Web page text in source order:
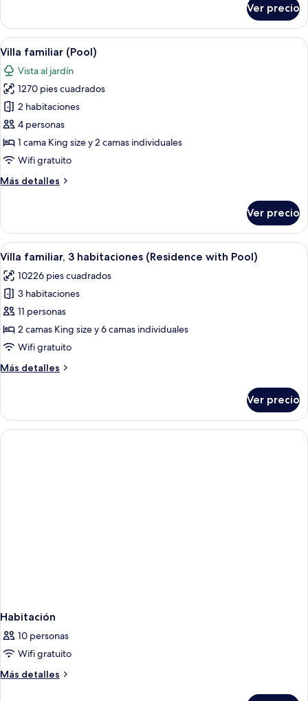
al
océano
(Pool)
1
cama
King
frente
al
océano
(Pool)
Ver precio
Abrir
todas
las
fotos
de
Villa
familiar
(Pool)
Un dormitorio con una cama
6
Villa familiar (Pool)
Vista al jardín
1270 pies cuadrados
2 habitaciones
4 personas
1 cama King size y 2 camas individuales
Wifi gratuito
Más detalles
Más
familiar
(Pool)
Ver precio
Abrir
todas
las
fotos
de
Villa
familiar,
habitaciones
Pool)
Un área de piscina con agua
5
Villa familiar, 3 habitaciones (Residence with Pool)
10226 pies cuadrados
3 habitaciones
11 personas
2 camas King size y 6 camas individuales
Wifi gratuito
Más detalles
Más
familiar,
habitaciones
Ver precio
Habitación
10 personas
Wifi gratuito
Más detalles
Más